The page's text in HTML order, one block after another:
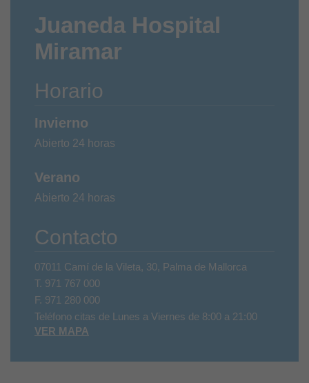
Juaneda Hospital
Miramar
Horario
Invierno
Abierto 24 horas
Verano
Abierto 24 horas
Contacto
07011 Camí de la Vileta, 30, Palma de Mallorca
T. 971 767 000
F. 971 280 000
Teléfono citas de Lunes a Viernes de 8:00 a 21:00
VER MAPA